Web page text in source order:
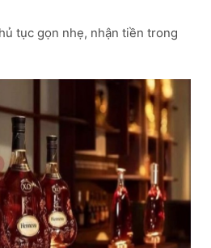
tục gọn nhẹ, nhận tiền trong